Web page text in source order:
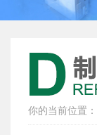
你的当前位置：